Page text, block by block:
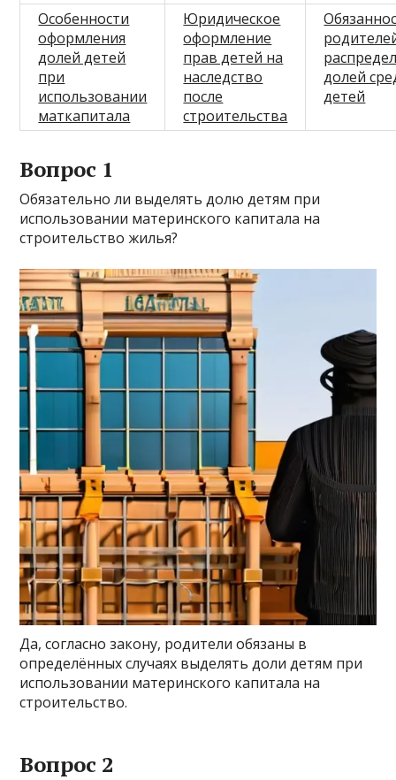
Особенности
оформления
долей детей
при
использовании
маткапитала
Юридическое
оформление
прав детей на
наследство
после
строительства
долей
детей
Вопрос 1
Обязательно ли выделять долю детям при
использовании материнского капитала на
строительство жилья?
Да, согласно закону, родители обязаны в
определённых случаях выделять доли детям при
использовании материнского капитала на
строительство.
Вопрос 2